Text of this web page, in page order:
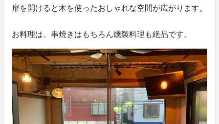
扉を開けると木を使ったおしゃれな空間が広がります。
お料理は、串焼きはもちろん燻製料理も絶品です。